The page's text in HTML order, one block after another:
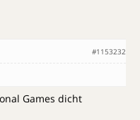
#1153232
Games dicht